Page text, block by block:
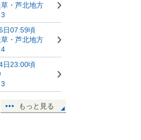
・芦北地方
日07:59頃
・芦北地方
日23:00頃
もっと見る